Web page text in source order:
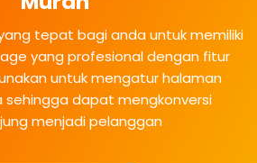
tepat bagi anda untuk memiliki
yang profesional dengan fitur
untuk mengatur halaman
sehingga dapat mengkonversi
menjadi pelanggan